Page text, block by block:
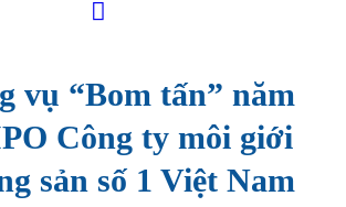
vụ “Bom tấn” năm
Công ty môi giới
sản số 1 Việt Nam